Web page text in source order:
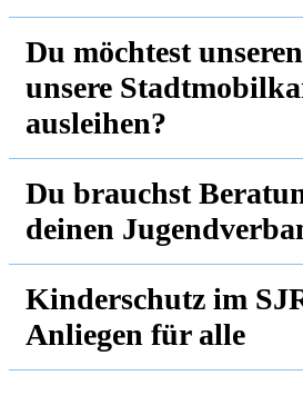
Du möchtest
unsere
ausleihen?
Du brauchst
deinen
Kinderschutz im
Anliegen für alle